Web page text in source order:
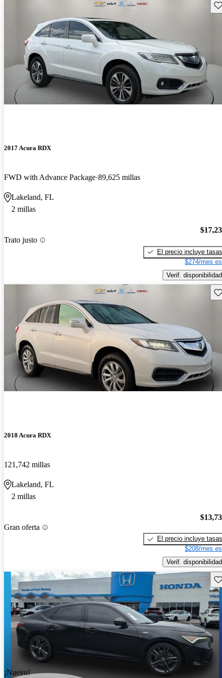
2017 Acura RDX
FWD with Advance Package 89,625 millas
Lakeland, FL
2 millas
Trato justo
El precio incluye tasas
$274/mes
Verif. disponibilidad
2018 Acura RDX
121,742 millas
Lakeland, FL
2 millas
Gran oferta
El precio incluye tasas
$208/mes
Verif. disponibilidad
¡Nuevo!